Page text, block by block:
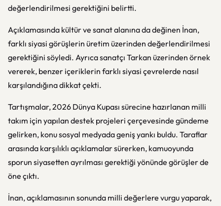
değerlendirilmesi gerektiğini belirtti.
Açıklamasında kültür ve sanat alanına da değinen İnan,
farklı siyasi görüşlerin üretim üzerinden değerlendirilmesi
gerektiğini söyledi. Ayrıca sanatçı Tarkan üzerinden örnek
vererek, benzer içeriklerin farklı siyasi çevrelerde nasıl
karşılandığına dikkat çekti.
Tartışmalar, 2026 Dünya Kupası sürecine hazırlanan milli
takım için yapılan destek projeleri çerçevesinde gündeme
gelirken, konu sosyal medyada geniş yankı buldu. Taraflar
arasında karşılıklı açıklamalar sürerken, kamuoyunda
sporun siyasetten ayrılması gerektiği yönünde görüşler de
öne çıktı.
İnan, açıklamasının sonunda milli değerlere vurgu yaparak,